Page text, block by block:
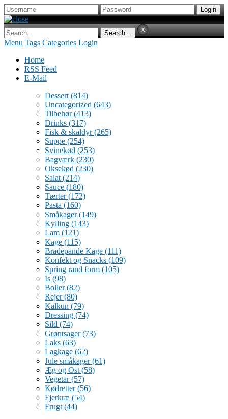
Menu Tags Categories Login
Home
RSS Feed
E-Mail
Dessert (814)
Uncategorized (643)
Tilbehør(413)
Drinks (317)
Fisk & skaldyr(265)
Suppe (254)
Svinekød (253)
Bagværk (230)
Oksekød (230)
Salat (214)
Sauce (180)
Tærter(172)
Pasta (160)
Småkager(149)
Kylling (143)
Lam (121)
Kage (115)
Bradepande Kage (111)
Konfekt og Snacks (109)
Spring rand form (105)
Is (98)
Boller(82)
Rejer(80)
Kalkun (79)
Dressing (74)
Sild (74)
Grøntsager(73)
Laks (63)
Lagkage (62)
Jule småkager(61)
Æg og Ost (58)
Vegetar(57)
Kødretter(56)
Fjerkræ (54)
Frugt (44)